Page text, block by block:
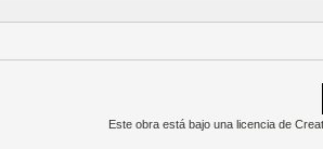
Este obra está bajo una licencia de